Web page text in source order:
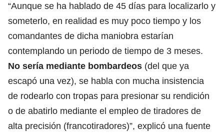
“Aunque se ha hablado de 45 días para localizarlo y
someterlo, en realidad es muy poco tiempo y los
comandantes de dicha maniobra estarían
contemplando un periodo de tiempo de 3 meses.
No sería mediante bombardeos (del que ya
escapó una vez), se habla con mucha insistencia
de rodearlo con tropas para presionar su rendición
o de abatirlo mediante el empleo de tiradores de
alta precisión (francotiradores)”, explicó una fuente